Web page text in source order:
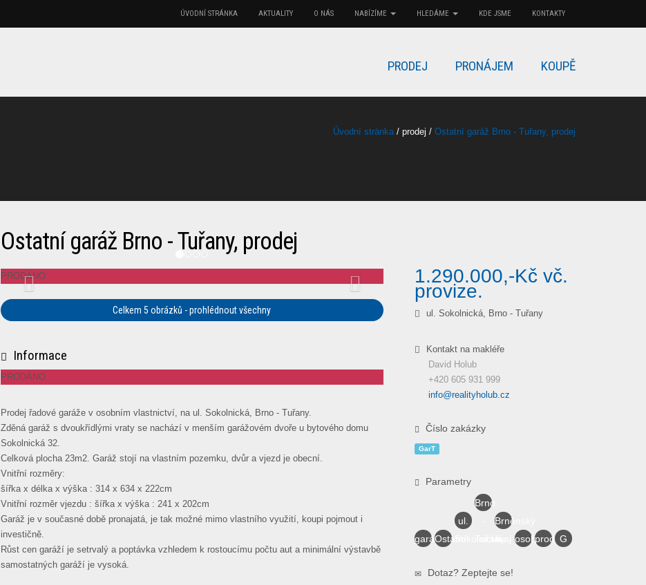
ÚVODNÍ STRÁNKA AKTUALITY O NÁS NABÍZÍME HLEDÁME KDE JSME KONTAKTY
PRODEJ PRONÁJEM KOUPĚ
Úvodní stránka / prodej / Ostatní garáž Brno - Tuřany, prodej
Ostatní garáž Brno - Tuřany, prodej
PRODÁNO
Celkem 5 obrázků - prohlédnout všechny
Informace
PRODÁNO
Prodej řadové garáže v osobním vlastnictví, na ul. Sokolnická, Brno - Tuřany.
Zděná garáž s dvoukřídlými vraty se nachází v menším garážovém dvoře u bytového domu
Sokolnická 32.
Celková plocha 23m2. Garáž stojí na vlastním pozemku, dvůr a vjezd je obecní.
Vnitřní rozměry:
šířka x délka x výška : 314 x 634 x 222cm
Vnitřní rozměr vjezdu : šířka x výška : 241 x 202cm
Garáž je v současné době pronajatá, je tak možné mimo vlastního využití, koupi pojmout i
investičně.
Růst cen garáží je setrvalý a poptávka vzhledem k rostoucímu počtu aut a minimální výstavbě
samostatných garáží je vysoká.
1.290.000,-Kč vč.
provize.
ul. Sokolnická, Brno - Tuřany
Kontakt na makléře
David Holub
+420 605 931 999
info@realityholub.cz
Číslo zakázky
GarT
Parametry
garážOstatní
ul.
Brno
Brněnský
osobníprodejG
Dotaz? Zeptejte se!